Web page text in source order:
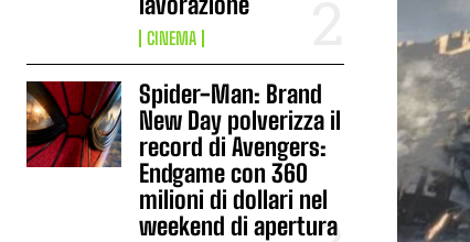
CINEMA
Spider-Man: Brand
New Day polverizza il
record di Avengers:
Endgame con 360
milioni di dollari nel
weekend di apertura